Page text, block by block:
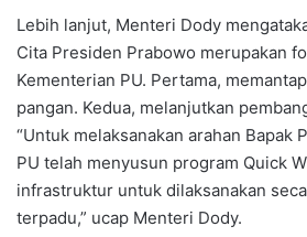
Lebih lanjut, Menteri Dody
Cita Presiden Prabowo merupakan
Kementerian PU. Pertama,
pangan. Kedua, melanjutkan
“Untuk melaksanakan arahan Bapak
PU telah menyusun program Quick
infrastruktur untuk dilaksanakan
terpadu,” ucap Menteri Dody.